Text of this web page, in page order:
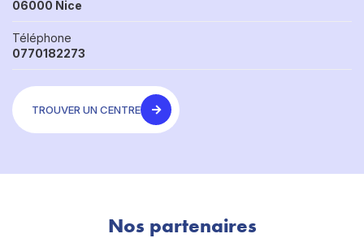
06000 Nice
Téléphone
0770182273
TROUVER UN CENTRE
Nos partenaires